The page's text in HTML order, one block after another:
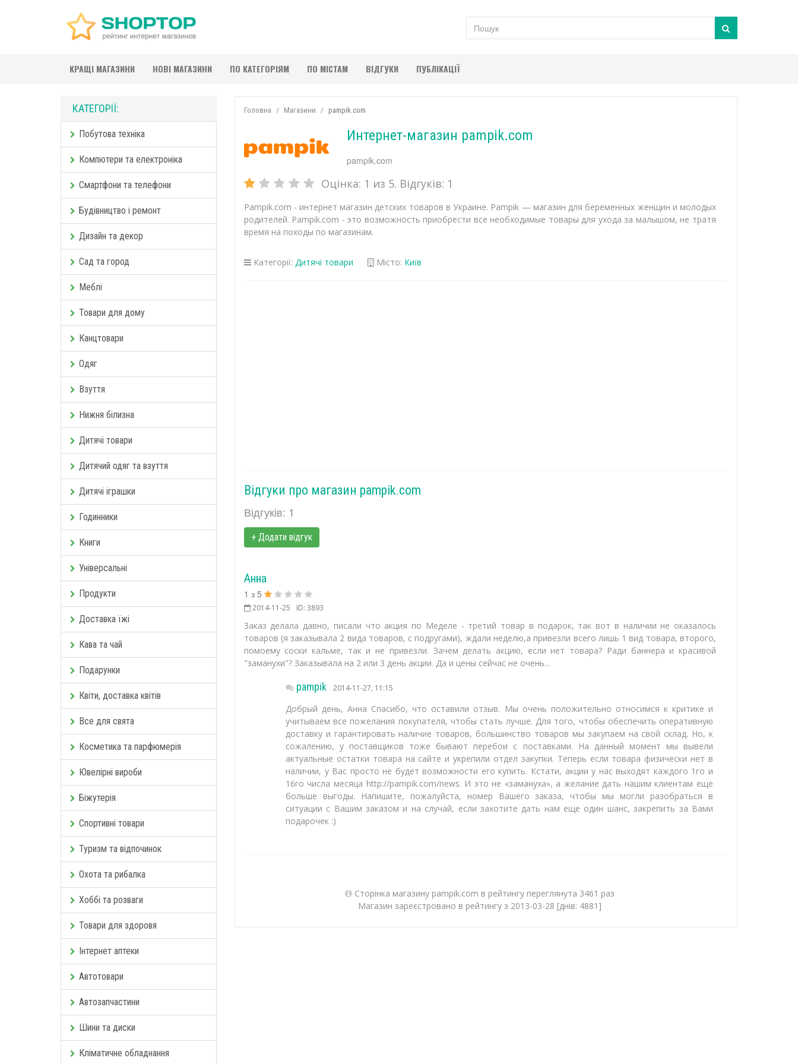
КРАЩІ МАГАЗИНИ НОВІ МАГАЗИНИ ПО КАТЕГОРІЯМ ПО МІСТАМ ВІДГУКИ ПУБЛІКАЦІЇ
КАТЕГОРІЇ:
Побутова техніка
Компютери та електроніка
Смартфони та телефони
Будівництво і ремонт
Дизайн та декор
Сад та город
Меблі
Товари для дому
Канцтовари
Одяг
Взуття
Нижня білизна
Дитячі товари
Дитячий одяг та взуття
Дитячі іграшки
Годинники
Книги
Універсальні
Продукти
Доставка їжі
Кава та чай
Подарунки
Квіти, доставка квітів
Все для свята
Косметика та парфюмерія
Ювелірні вироби
Біжутерія
Спортивні товари
Туризм та відпочинок
Охота та рибалка
Хоббі та розваги
Товари для здоровя
Інтернет аптеки
Автотовари
Автозапчастини
Шини та диски
Кліматичне обладнання
Головна Магазини pampik.com
Интернет-магазин pampik.com
pampik.com
Оцінка: 1 из 5. Відгуків: 1
Pampik.com - интернет магазин детских товаров в Украине. Рampik — магазин для беременных женщин и молодых
родителей. Pampik.com - это возможность приобрести все необходимые товары для ухода за малышом, не тратя
время на походы по магазинам.
Категорії: Дитячі товари Місто: Київ
Відгуки про магазин pampik.com
Відгуків: 1
+ Додати відгук
Анна
1 з 5
2014-11-25 ID: 3893
Заказ делала давно, писали что акция по Меделе - третий товар в подарок, так вот в наличии не оказалось
товаров (я заказывала 2 вида товаров, с подругами), ждали неделю,а привезли всего лишь 1 вид товара, второго,
помоему соски кальме, так и не привезли. Зачем делать акцию, если нет товара? Ради баннера и красивой
"заманухи"? Заказывала на 2 или 3 день акции. Да и цены сейчас не очень...
pampik 2014-11-27, 11:15
Добрый день, Анна Спасибо, что оставили отзыв. Мы очень положительно относимся к критике и
учитываем все пожелания покупателя, чтобы стать лучше. Для того, чтобы обеспечить оперативную
доставку и гарантировать наличие товаров, большинство товаров мы закупаем на свой склад. Но, к
сожалению, у поставщиков тоже бывают перебои с поставками. На данный момент мы вывели
актуальные остатки товара на сайте и укрепили отдел закупки. Теперь если товара физически нет в
наличии, у Вас просто не будет возможности его купить. Кстати, акции у нас выходят каждого 1го и
16го числа месяца http://pampik.com/news. И это не «замануха», а желание дать нашим клиентам еще
больше выгоды. Напишите, пожалуйста, номер Вашего заказа, чтобы мы могли разобраться в
ситуации с Вашим заказом и на случай, если захотите дать нам еще один шанс, закрепить за Вами
подарочек :)
Сторінка магазину pampik.com в рейтингу переглянута 3461 раз
Магазин зареєстровано в рейтингу з 2013-03-28 [днів: 4881]